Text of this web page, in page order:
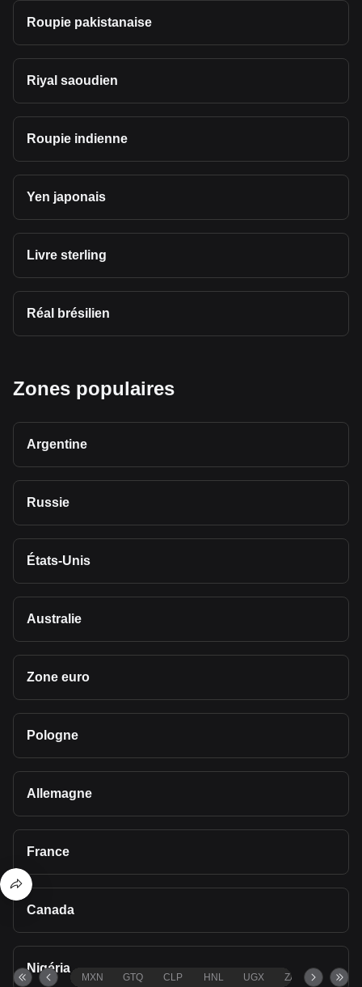
Roupie pakistanaise
Riyal saoudien
Roupie indienne
Yen japonais
Livre sterling
Réal brésilien
Zones populaires
Argentine
Russie
États-Unis
Australie
Zone euro
Pologne
Allemagne
France
Canada
Nigéria
MXN GTQ CLP HNL UGX ZAR TND